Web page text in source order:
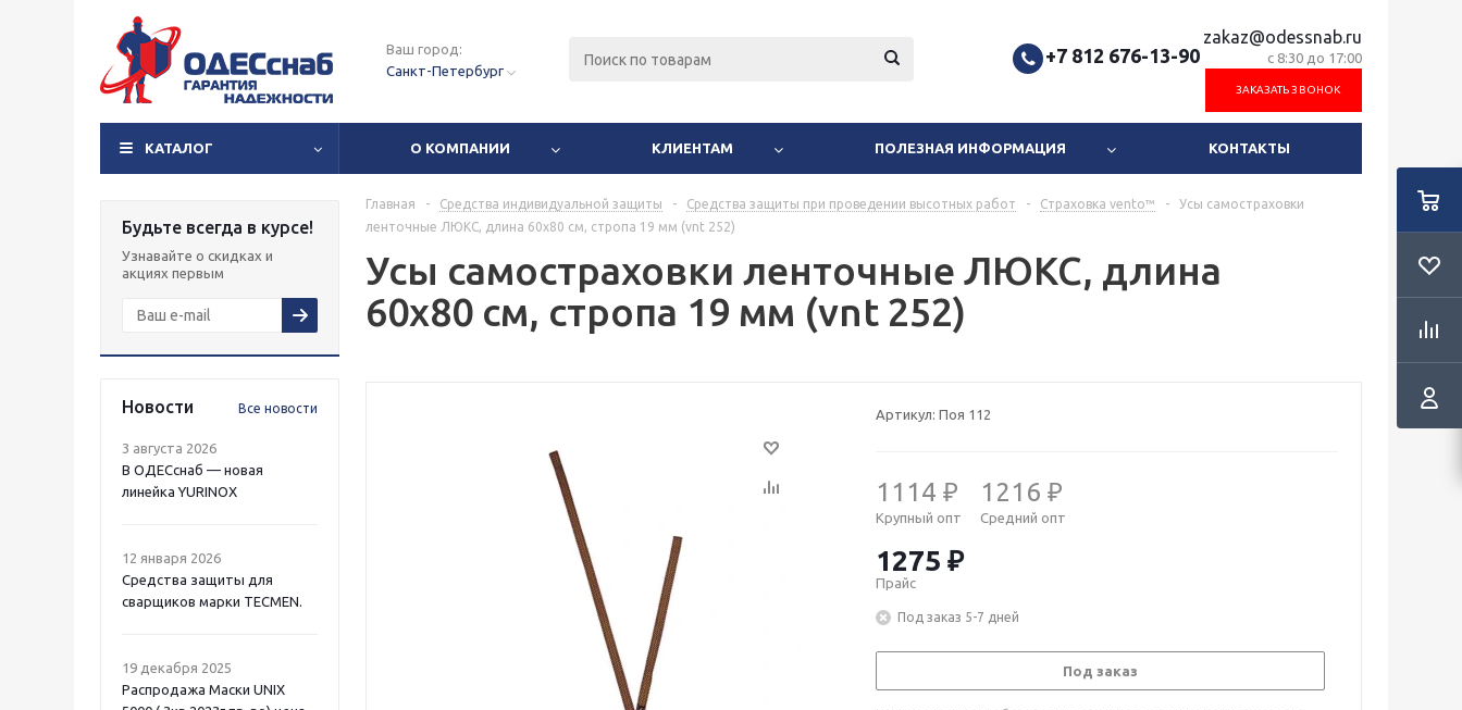
Ваш город:
Санкт-Петербург
+7 812 676-13-90
zakaz@odessnab.ru
с 8:30 до 17:00
ЗАКАЗАТЬ ЗВОНОК
КАТАЛОГ О КОМПАНИИ КЛИЕНТАМ ПОЛЕЗНАЯ ИНФОРМАЦИЯ КОНТАКТЫ
Будьте всегда в курсе!
Узнавайте о скидках и
акциях первым
Новости Все новости
3 августа 2026
В ОДЕСснаб — новая
линейка YURINOX
12 января 2026
Средства защиты для
сварщиков марки TECMEN.
19 декабря 2025
Распродажа Маски UNIX
Главная - Средства индивидуальной защиты - Средства защиты при проведении высотных работ - Страховка vento™ -
Усы самостраховки
ленточные ЛЮКС, длина 60х80 см, стропа 19 мм (vnt 252)
Усы самостраховки ленточные ЛЮКС, длина
60х80 см, стропа 19 мм (vnt 252)
Артикул: Поя 112
1114 ₽
Крупный опт
1216 ₽
Средний опт
1275 ₽
Прайс
Под заказ 5-7 дней
Под заказ